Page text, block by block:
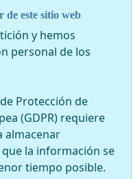
este sitio web
y hemos
personal de los
Protección de
(GDPR) requiere
almacenar
la información se
tiempo posible.